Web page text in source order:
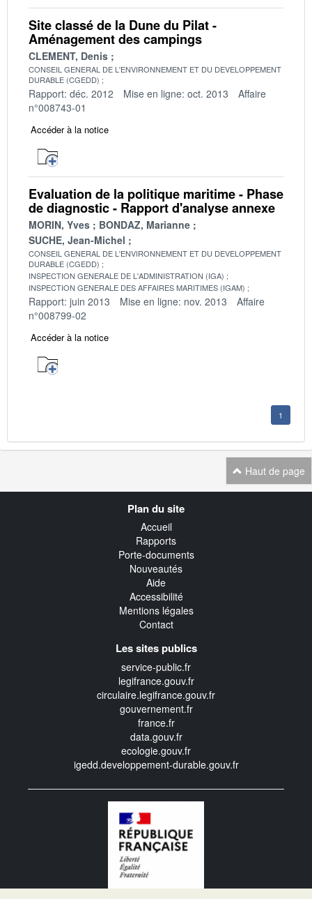
Site classé de la Dune du Pilat -
Aménagement des campings
CLEMENT, Denis
CONSEIL GENERAL DE L'ENVIRONNEMENT ET DU DEVELOPPEMENT
DURABLE (CGEDD)
Rapport: déc. 2012 Mise en ligne: oct. 2013
Affaire
n°008743-01
Accéder à la notice
Evaluation de la politique maritime - Phase
de diagnostic - Rapport d'analyse annexe
MORIN, Yves
BONDAZ, Marianne
SUCHE, Jean-Michel
CONSEIL GENERAL DE L'ENVIRONNEMENT ET DU DEVELOPPEMENT
DURABLE (CGEDD)
INSPECTION GENERALE DE L'ADMINISTRATION (IGA)
INSPECTION GENERALE DES AFFAIRES MARITIMES (IGAM)
Rapport: juin 2013 Mise en ligne: nov. 2013
Affaire
n°008799-02
Accéder à la notice
1
Haut de page
Plan du site
Accueil
Rapports
Porte-documents
Nouveautés
Aide
Accessibilité
Mentions légales
Contact
Les sites publics
service-public.fr
legifrance.gouv.fr
circulaire.legifrance.gouv.fr
gouvernement.fr
france.fr
data.gouv.fr
ecologie.gouv.fr
igedd.developpement-durable.gouv.fr